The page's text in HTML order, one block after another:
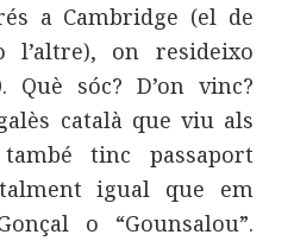
a Cambridge (el de
l’altre), on resideixo
Què sóc? D’on vinc?
català que viu als
tinc passaport
igual que em
o “Gounsalou”.